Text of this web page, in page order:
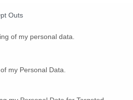
Outs
of my personal data.
my Personal Data.